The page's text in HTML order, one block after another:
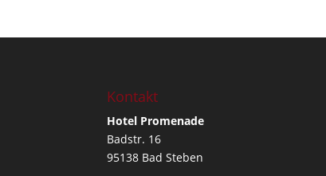
Kontakt
Hotel Promenade
Badstr. 16
95138 Bad Steben